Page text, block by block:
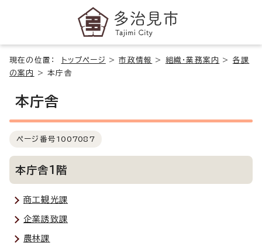
現在の位置： トップページ >市政情報 > 組織・業務案内 > 各課
の案内
>本庁舎
本庁舎
ページ番号 1007087
本庁舎1階
商工観光課
企業誘致課
農林課